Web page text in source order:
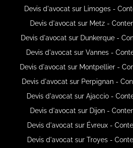
Devis d'avocat sur Limoges -
Devis d'avocat sur Metz -
Devis d'avocat sur Dunkerque -
Devis d'avocat sur Vannes -
Devis d'avocat sur Montpellier -
Devis d'avocat sur Perpignan -
Devis d'avocat sur Ajaccio -
Devis d'avocat sur Dijon -
Devis d'avocat sur Évreux -
Devis d'avocat sur Troyes -